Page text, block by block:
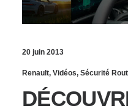
20 juin 2013
Renault, Vidéos, Sécurité